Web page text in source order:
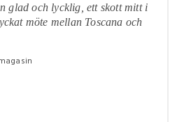
glad och lycklig, ett skott mitt i
möte mellan Toscana och